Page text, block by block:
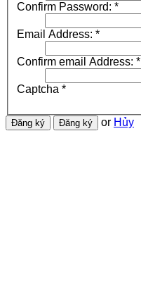
Confirm Password: *
Email Address: *
Confirm email Address: *
Captcha *
or Hủy